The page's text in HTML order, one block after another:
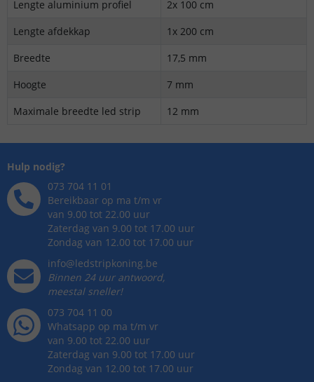
Lengte aluminium profiel
2x 100 cm
Lengte afdekkap
1x 200 cm
Breedte
17,5 mm
Hoogte
7 mm
Maximale breedte led strip
12 mm
Hulp nodig?
073 704 11 01
Bereikbaar op ma t/m vr
van 9.00 tot 22.00 uur
Zaterdag van 9.00 tot 17.00 uur
Zondag van 12.00 tot 17.00 uur
info@ledstripkoning.be
Binnen 24 uur antwoord,
meestal sneller!
073 704 11 00
Whatsapp op ma t/m vr
van 9.00 tot 22.00 uur
Zaterdag van 9.00 tot 17.00 uur
Zondag van 12.00 tot 17.00 uur